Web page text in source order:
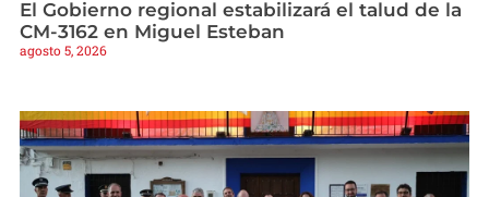
El Gobierno regional estabilizará el talud de la
CM-3162 en Miguel Esteban
agosto 5, 2026